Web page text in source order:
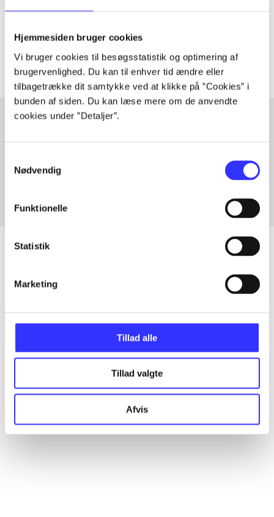
Hjemmesiden bruger cookies
Vi bruger cookies til besøgsstatistik og optimering af
brugervenlighed. Du kan til enhver tid ændre eller
tilbagetrække dit samtykke ved at klikke på ”Cookies” i
bunden af siden. Du kan læse mere om de anvendte
cookies under ”Detaljer”.
Nødvendig
Funktionelle
Statistik
Marketing
Tillad alle
Tillad valgte
Afvis
Artiklerne i handler ofte om
Fra
Artikler